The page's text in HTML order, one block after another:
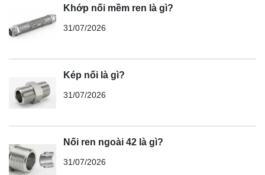
Khớp nối mềm ren là gì?
31/07/2026
Kép nối là gì?
31/07/2026
Nối ren ngoài 42 là gì?
31/07/2026